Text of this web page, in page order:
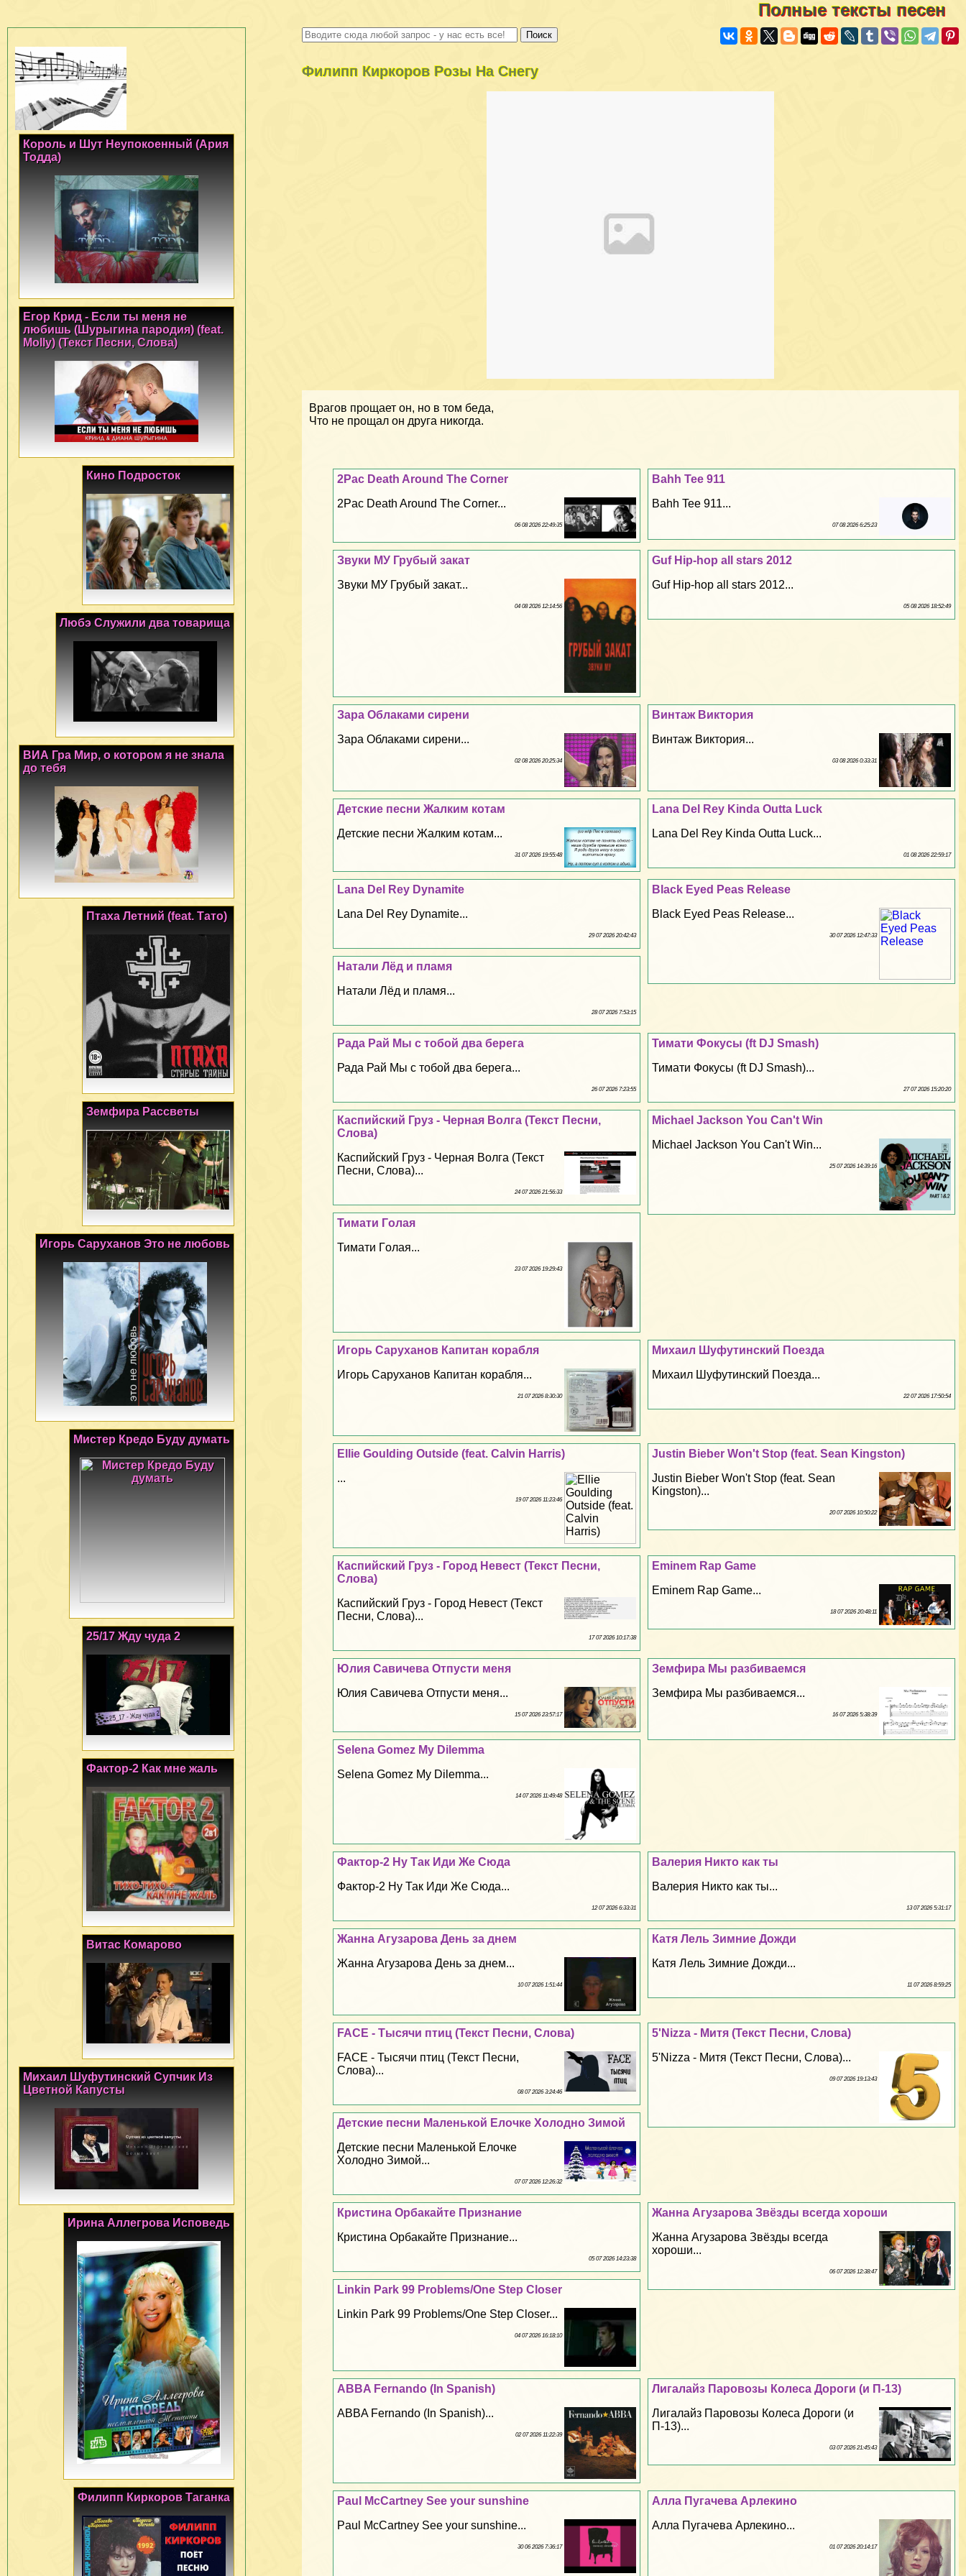
Полные тексты песен
Филипп Киркоров Розы На Снегу
Врагов прощает он, но в том беда,
Что не прощал он друга никогда.
Bahh Tee 911
Bahh Tee 911...
07 08 2026 6:25:23
2Pac Death Around The Corner
2Pac Death Around The Corner...
06 08 2026 22:49:35
Guf Hip-hop all stars 2012
Guf Hip-hop all stars 2012...
05 08 2026 18:52:49
Звуки МУ Грубый закат
Звуки МУ Грубый закат...
04 08 2026 12:14:56
Винтаж Виктория
Винтаж Виктория...
03 08 2026 0:33:31
Зара Облаками сирени
Зара Облаками сирени...
02 08 2026 20:25:34
Lana Del Rey Kinda Outta Luck
Lana Del Rey Kinda Outta Luck...
01 08 2026 22:59:17
Детские песни Жалким котам
Детские песни Жалким котам...
31 07 2026 19:55:48
Black Eyed Peas Release
Black Eyed Peas Release...
30 07 2026 12:47:33
Lana Del Rey Dynamite
Lana Del Rey Dynamite...
29 07 2026 20:42:43
Натали Лёд и пламя
Натали Лёд и пламя...
28 07 2026 7:53:15
Тимати Фокусы (ft DJ Smash)
Тимати Фокусы (ft DJ Smash)...
27 07 2026 15:20:20
Рада Рай Мы с тобой два берега
Рада Рай Мы с тобой два берега...
26 07 2026 7:23:55
Michael Jackson You Can't Win
Michael Jackson You Can't Win...
25 07 2026 14:39:16
Каспийский Груз - Черная Волга (Текст Песни,
Слова)
Каспийский Груз - Черная Волга (Текст
Песни, Слова)...
24 07 2026 21:56:33
Тимати Гoлая
Тимати Гoлая...
23 07 2026 19:29:43
Михаил Шуфутинский Поезда
Михаил Шуфутинский Поезда...
22 07 2026 17:50:54
Игорь Саруханов Капитан корабля
Игорь Саруханов Капитан корабля...
21 07 2026 8:30:30
Justin Bieber Won't Stop (feat. Sean Kingston)
Justin Bieber Won't Stop (feat. Sean
Kingston)...
20 07 2026 10:50:22
Ellie Goulding Outside (feat. Calvin Harris)
...
19 07 2026 11:23:46
Eminem Rap Game
Eminem Rap Game...
18 07 2026 20:48:11
Каспийский Груз - Город Невест (Текст Песни,
Слова)
Каспийский Груз - Город Невест (Текст
Песни, Слова)...
17 07 2026 10:17:38
Земфира Мы разбиваемся
Земфира Мы разбиваемся...
16 07 2026 5:38:39
Юлия Савичева Отпусти меня
Юлия Савичева Отпусти меня...
15 07 2026 23:57:17
Selena Gomez My Dilemma
Selena Gomez My Dilemma...
14 07 2026 11:49:48
Валерия Никто как ты
Валерия Никто как ты...
13 07 2026 5:31:17
Фактор-2 Ну Так Иди Же Сюда
Фактор-2 Ну Так Иди Же Сюда...
12 07 2026 6:33:31
Катя Лель Зимние Дожди
Катя Лель Зимние Дожди...
11 07 2026 8:59:25
Жанна Агузарова День за днем
Жанна Агузарова День за днем...
10 07 2026 1:51:44
5'Nizza - Митя (Текст Песни, Слова)
5'Nizza - Митя (Текст Песни, Слова)...
09 07 2026 19:13:43
FACE - Тысячи птиц (Текст Песни, Слова)
FACE - Тысячи птиц (Текст Песни,
Слова)...
08 07 2026 3:24:46
Детские песни Маленькой Елочке Холодно Зимой
Детские песни Маленькой Елочке
Холодно Зимой...
07 07 2026 12:26:32
Жанна Агузарова Звёзды всегда хороши
Жанна Агузарова Звёзды всегда
хороши...
06 07 2026 12:38:47
Кристина Орбакайте Признание
Кристина Орбакайте Признание...
05 07 2026 14:23:38
Linkin Park 99 Problems/One Step Closer
Linkin Park 99 Problems/One Step Closer...
04 07 2026 16:18:10
Лигалайз Паровозы Колеса Дороги (и П-13)
Лигалайз Паровозы Колеса Дороги (и
П-13)...
03 07 2026 21:45:43
ABBA Fernando (In Spanish)
ABBA Fernando (In Spanish)...
02 07 2026 11:22:39
Алла Пугачева Арлекино
Алла Пугачева Арлекино...
01 07 2026 20:14:17
Paul McCartney See your sunshine
Paul McCartney See your sunshine...
30 06 2026 7:36:17
Король и Шут Неупокоенный (Ария
Тодда)
Егор Крид - Если ты меня не
любишь (Шурыгина пародия) (feat.
Molly) (Текст Песни, Слова)
Кино Подросток
Любэ Служили два товарища
ВИА Гра Мир, о котором я не знала
до тебя
Птаха Летний (feat. Тато)
Земфира Рассветы
Игорь Саруханов Это не любовь
Мистер Кредо Буду думать
25/17 Жду чуда 2
Фактор-2 Как мне жаль
Витас Комарово
Михаил Шуфутинский Супчик Из
Цветной Капусты
Ирина Аллегрова Исповедь
Филипп Киркоров Таганка